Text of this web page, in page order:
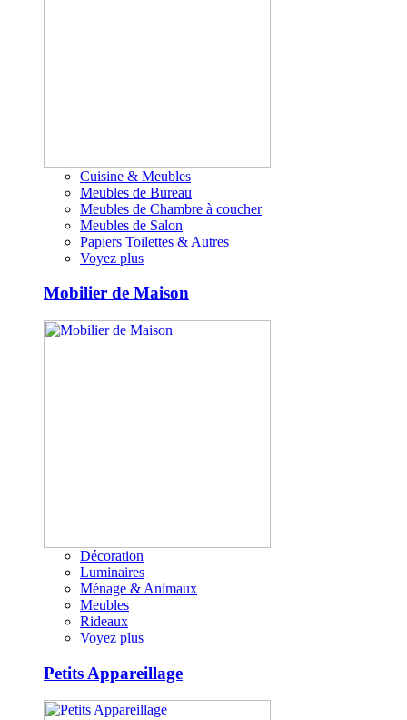
Cuisine & Meubles
Meubles de Bureau
Meubles de Chambre à coucher
Meubles de Salon
Papiers Toilettes & Autres
Voyez plus
Mobilier de Maison
Décoration
Luminaires
Ménage & Animaux
Meubles
Rideaux
Voyez plus
Petits Appareillage